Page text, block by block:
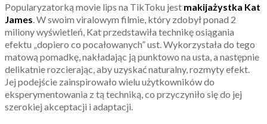
Popularyzatorką movie lips na TikToku jest makijażystka Kat
James. W swoim viralowym filmie, który zdobył ponad 2
miliony wyświetleń, Kat przedstawiła technikę osiągania
efektu „dopiero co pocałowanych” ust. Wykorzystała do tego
matową pomadkę, nakładając ją punktowo na usta, a następnie
delikatnie rozcierając, aby uzyskać naturalny, rozmyty efekt.
Jej podejście zainspirowało wielu użytkowników do
eksperymentowania z tą techniką, co przyczyniło się do jej
szerokiej akceptacji i adaptacji.